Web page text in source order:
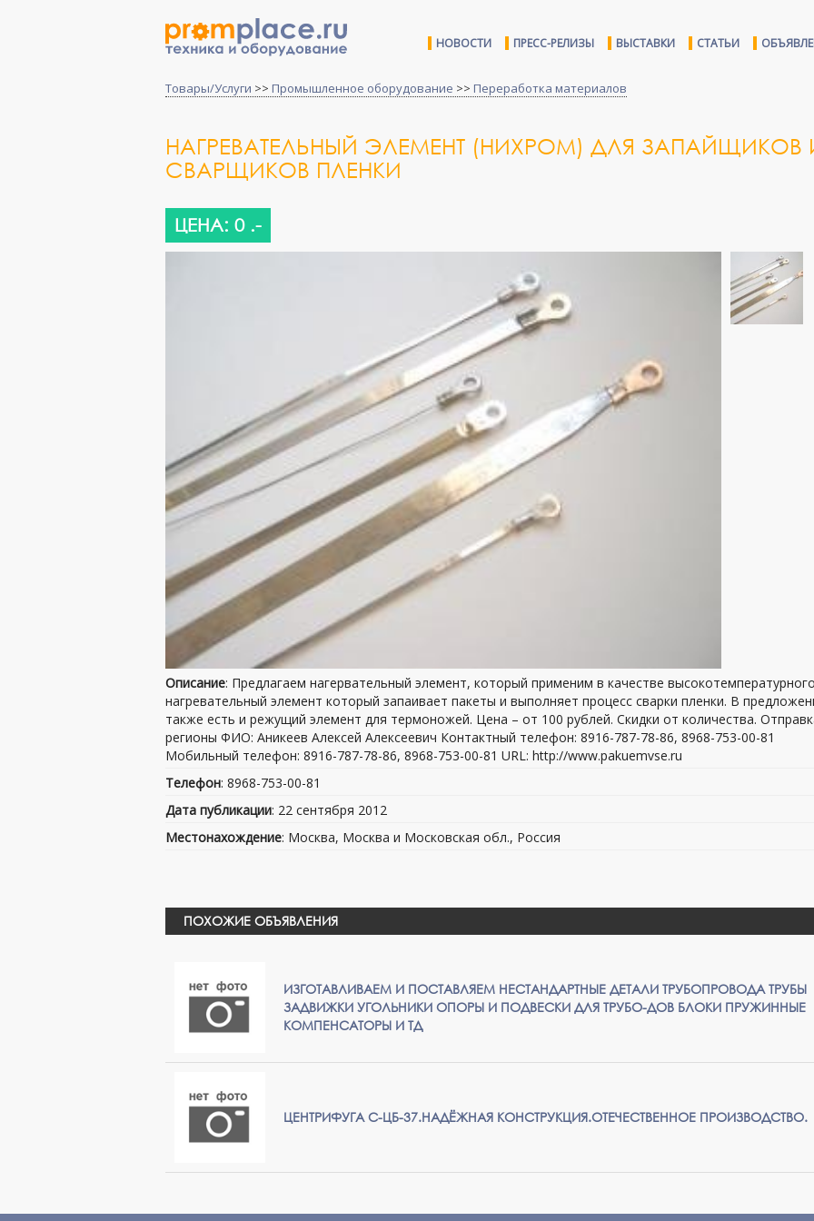
НОВОСТИ ПРЕСС-РЕЛИЗЫ ВЫСТАВКИ СТАТЬИ
Товары/Услуги >> Промышленное оборудование >> Переработка материалов
НАГРЕВАТЕЛЬНЫЙ ЭЛЕМЕНТ (НИХРОМ) ДЛЯ ЗАПАЙЩИКОВ
СВАРЩИКОВ ПЛЕНКИ
ЦЕНА: 0 .-
Описание: Предлагаем нагервательный элемент, который применим в качестве высокотемпературного
нагревательный элемент который запаивает пакеты и выполняет процесс сварки пленки. В
также есть и режущий элемент для термоножей. Цена – от 100 рублей. Скидки от количества.
регионы ФИО: Аникеев Алексей Алексеевич Контактный телефон: 8916-787-78-86, 8968-753-00-81
Мобильный телефон: 8916-787-78-86, 8968-753-00-81 URL: http://www.pakuemvse.ru
Телефон: 8968-753-00-81
Дата публикации: 22 сентября 2012
Местонахождение: Москва, Москва и Московская обл., Россия
ПОХОЖИЕ ОБЪЯВЛЕНИЯ
ИЗГОТАВЛИВАЕМ И ПОСТАВЛЯЕМ НЕСТАНДАРТНЫЕ ДЕТАЛИ ТРУБОПРОВОДА ТРУБЫ
ЗАДВИЖКИ УГОЛЬНИКИ ОПОРЫ И ПОДВЕСКИ ДЛЯ ТРУБО-ДОВ БЛОКИ ПРУЖИННЫЕ
КОМПЕНСАТОРЫ И ТД
ЦЕНТРИФУГА С-ЦБ-37.НАДЁЖНАЯ КОНСТРУКЦИЯ.ОТЕЧЕСТВЕННОЕ ПРОИЗВОДСТВО.